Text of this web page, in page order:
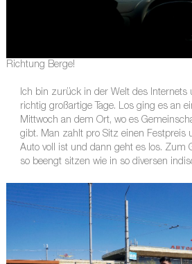
Richtung Berge!
Ich bin zurück in der Welt des Internets
richtig großartige Tage. Los ging es an
Mittwoch an dem Ort, wo es
gibt. Man zahlt pro Sitz einen Festpreis
Auto voll ist und dann geht es los. Zum
so beengt sitzen wie in so diversen